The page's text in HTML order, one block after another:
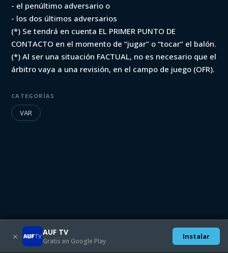
- el penúltimo adversario o
- los dos últimos adversarios
(*) Se tendrá en cuenta EL PRIMER PUNTO DE
CONTACTO en el momento de “jugar” o “tocar” el balón.
(*) Al ser una situación FACTUAL, no es necesario que el
árbitro vaya a una revisión, en el campo de juego (OFR).
CATEGORÍAS
VAR
Descargate las aplicaciones móviles: SEGUINOS EN:
✕ AUF TV
Gratis en Google Play
Instalar